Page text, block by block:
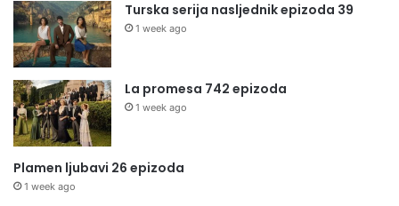
Turska serija nasljednik epizoda 39
1 week ago
La promesa 742 epizoda
1 week ago
Plamen ljubavi 26 epizoda
1 week ago